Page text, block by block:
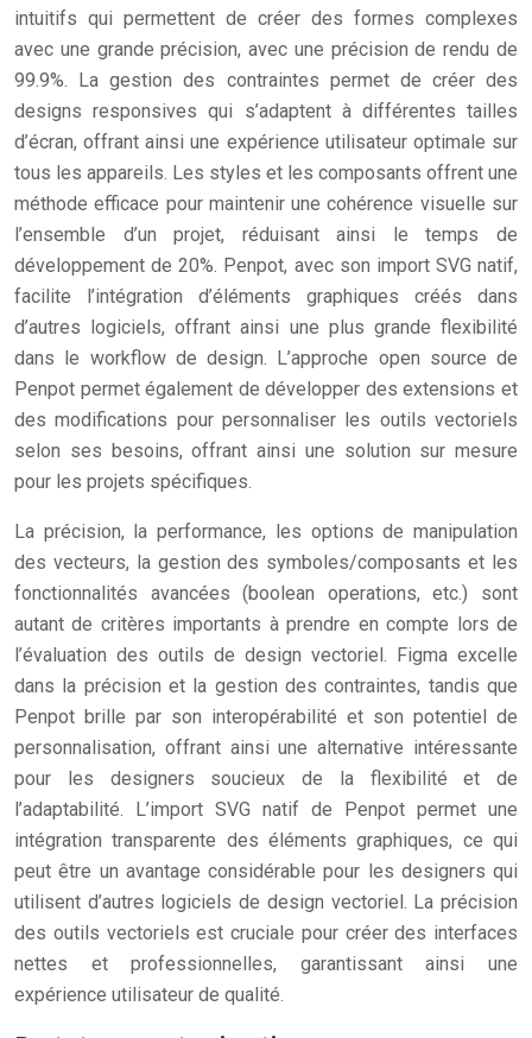
intuitifs qui permettent de créer des formes complexes
avec une grande précision, avec une précision de rendu de
99.9%. La gestion des contraintes permet de créer des
designs responsives qui s’adaptent à différentes tailles
d’écran, offrant ainsi une expérience utilisateur optimale sur
tous les appareils. Les styles et les composants offrent une
méthode efficace pour maintenir une cohérence visuelle sur
l’ensemble d’un projet, réduisant ainsi le temps de
développement de 20%. Penpot, avec son import SVG natif,
facilite l’intégration d’éléments graphiques créés dans
d’autres logiciels, offrant ainsi une plus grande flexibilité
dans le workflow de design. L’approche open source de
Penpot permet également de développer des extensions et
des modifications pour personnaliser les outils vectoriels
selon ses besoins, offrant ainsi une solution sur mesure
pour les projets spécifiques.
La précision, la performance, les options de manipulation
des vecteurs, la gestion des symboles/composants et les
fonctionnalités avancées (boolean operations, etc.) sont
autant de critères importants à prendre en compte lors de
l’évaluation des outils de design vectoriel. Figma excelle
dans la précision et la gestion des contraintes, tandis que
Penpot brille par son interopérabilité et son potentiel de
personnalisation, offrant ainsi une alternative intéressante
pour les designers soucieux de la flexibilité et de
l’adaptabilité. L’import SVG natif de Penpot permet une
intégration transparente des éléments graphiques, ce qui
peut être un avantage considérable pour les designers qui
utilisent d’autres logiciels de design vectoriel. La précision
des outils vectoriels est cruciale pour créer des interfaces
nettes et professionnelles, garantissant ainsi une
expérience utilisateur de qualité.